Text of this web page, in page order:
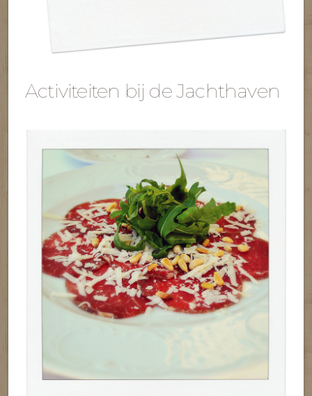
Activiteiten bij de Jachthaven